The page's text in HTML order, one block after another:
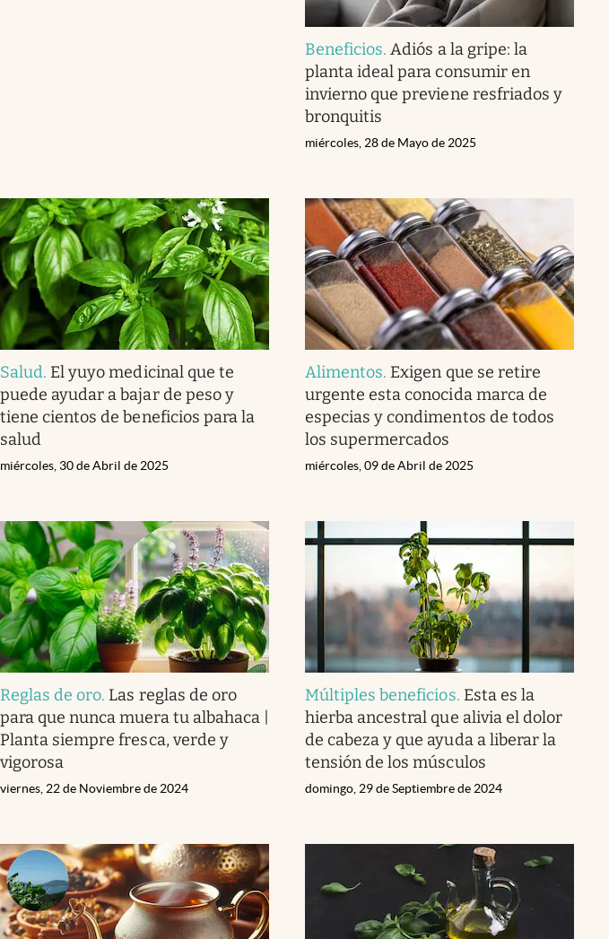
Beneficios.Adiós a la gripe: la
planta ideal para consumir en
invierno que previene resfriados y
bronquitis
miércoles, 28 de Mayo de 2025
Salud. El yuyo medicinal que te
puede ayudar a bajar de peso y
tiene cientos de beneficios para la
salud
miércoles, 30 de Abril de 2025
Alimentos. Exigen que se retire
urgente esta conocida marca de
especias y condimentos de todos
los supermercados
miércoles, 09 de Abril de 2025
Reglas de oro. Las reglas de oro
para que nunca muera tu albahaca |
Planta siempre fresca, verde y
vigorosa
viernes, 22 de Noviembre de 2024
Múltiples beneficios. Esta es la
hierba ancestral que alivia el dolor
de cabeza y que ayuda a liberar la
tensión de los músculos
domingo, 29 de Septiembre de 2024